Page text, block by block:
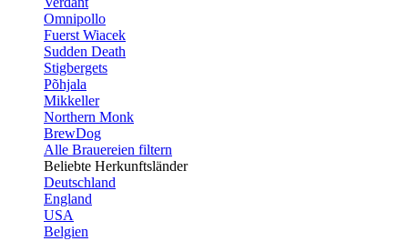
Omnipollo
Fuerst Wiacek
Sudden Death
Stigbergets
Põhjala
Mikkeller
Northern Monk
BrewDog
Alle Brauereien filtern
Beliebte Herkunftsländer
Deutschland
England
USA
Belgien